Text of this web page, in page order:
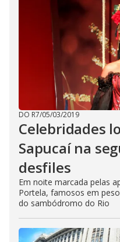
DO R7/05/03/2019
Celebridades
Sapucaí na
desfiles
Em noite marcada pelas
Portela, famosos em
do sambódromo do Rio